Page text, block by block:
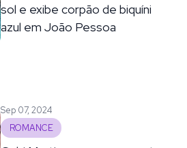
sol e exibe corpão de biquíni
azul em João Pessoa
Sep 07, 2024
ROMANCE